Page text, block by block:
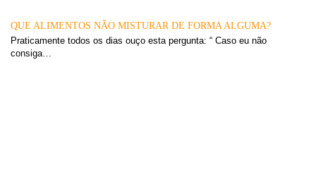
QUE ALIMENTOS NÃO MISTURAR DE FORMA ALGUMA?
Praticamente todos os dias ouço esta pergunta: “ Caso eu não
consiga…